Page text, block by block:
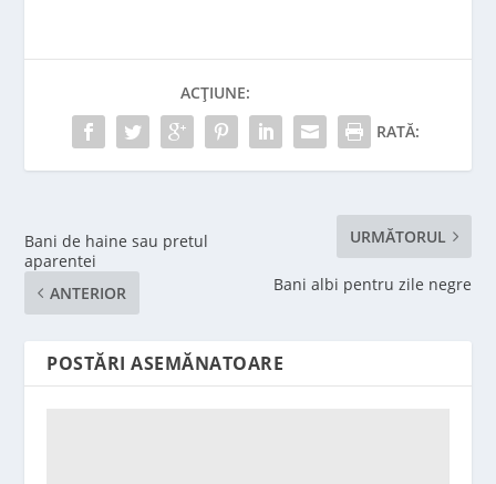
ACȚIUNE:
RATĂ:
Bani de haine sau pretul
aparentei
ANTERIOR
URMĂTORUL
Bani albi pentru zile negre
POSTĂRI ASEMĂNATOARE